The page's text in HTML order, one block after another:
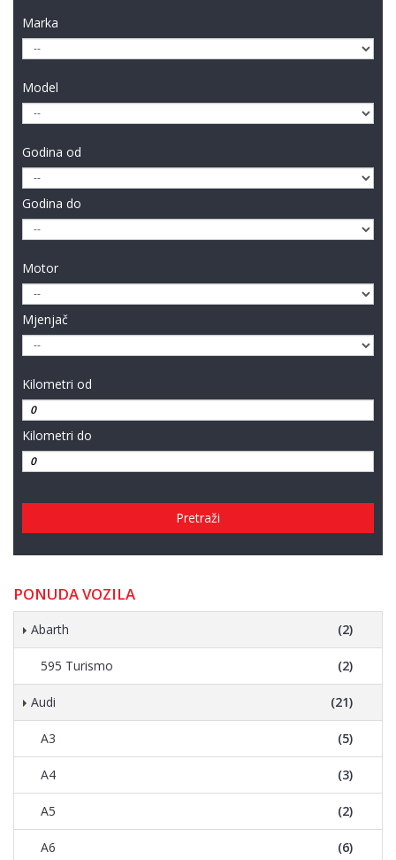
Marka
Model
Godina od
Godina do
Motor
Mjenjač
Kilometri od
Kilometri do
Pretraži
PONUDA VOZILA
Abarth (2)
595 Turismo (2)
Audi (21)
A3 (5)
A4 (3)
A5 (2)
A6 (6)